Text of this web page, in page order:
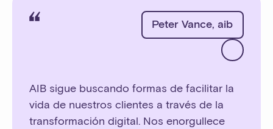
Peter Vance, aib
AIB sigue buscando formas de facilitar la
vida de nuestros clientes a través de la
transformación digital. Nos enorgullece